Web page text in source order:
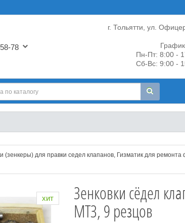
78
г. Тольятти, ул.
Пн-Пт: 8:00 -
Сб-Вс: 9:00 -
(зенкеры) для правки седел клапанов, Гизматик для ремонта
хит
Зенковки сёдел
МТЗ, 9 резцов